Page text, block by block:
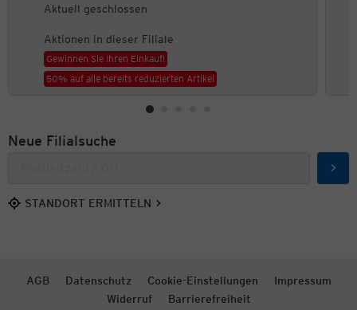
Aktuell geschlossen
Aktionen in dieser Filiale
Gewinnen Sie Ihren Einkauf!
50% auf alle bereits reduzierten Artikel
Neue Filialsuche
STANDORT ERMITTELN
AGB Datenschutz Cookie-Einstellungen
Impressum
Widerruf
Barrierefreiheit